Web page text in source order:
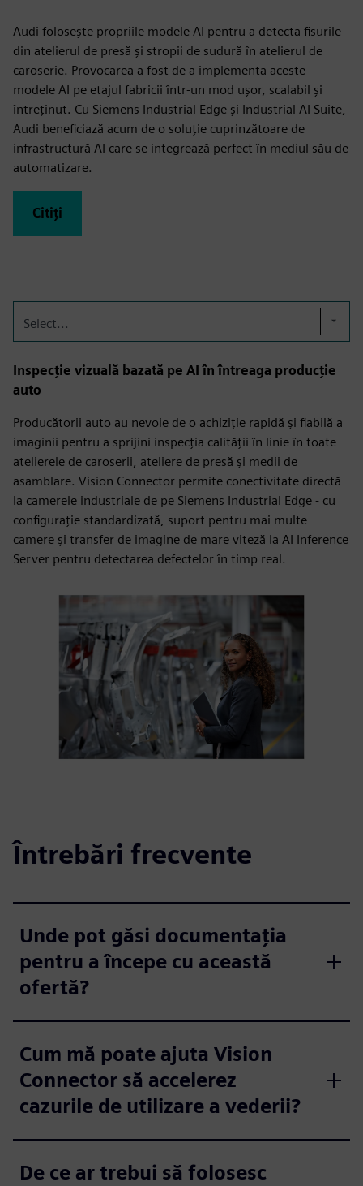
Audi folosește propriile modele AI pentru a detecta fisurile
din atelierul de presă și stropii de sudură în atelierul de
caroserie. Provocarea a fost de a implementa aceste
modele AI pe etajul fabricii într-un mod ușor, scalabil și
întreținut. Cu Siemens Industrial Edge și Industrial AI Suite,
Audi beneficiază acum de o soluție cuprinzătoare de
infrastructură AI care se integrează perfect în mediul său de
automatizare.
Citiți
Select...
Inspecție vizuală bazată pe AI în întreaga producție
auto
Producătorii auto au nevoie de o achiziţie rapidă şi fiabilă a
imaginii pentru a sprijini inspecţia calităţii în linie în toate
atelierele de caroserii, ateliere de presă şi medii de
asamblare. Vision Connector permite conectivitate directă
la camerele industriale de pe Siemens Industrial Edge - cu
configurație standardizată, suport pentru mai multe
camere și transfer de imagine de mare viteză la AI Inference
Server pentru detectarea defectelor în timp real.
Întrebări frecvente
Unde pot găsi documentația
pentru a începe cu această
ofertă?
Cum mă poate ajuta Vision
Connector să accelerez
cazurile de utilizare a vederii?
De ce ar trebui să folosesc